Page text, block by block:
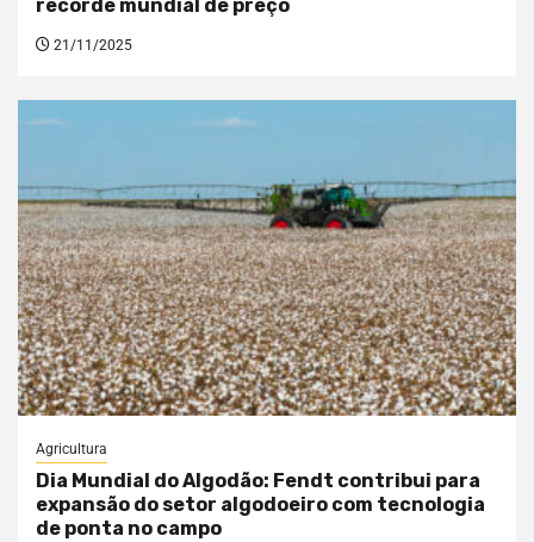
recorde mundial de preço
21/11/2025
Agricultura
Dia Mundial do Algodão: Fendt contribui para
expansão do setor algodoeiro com tecnologia
de ponta no campo